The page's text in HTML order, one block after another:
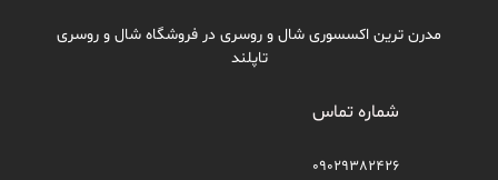
مدرن ترین اکسسوری شال و روسری در فروشگاه شال و روسری
تاپلند
شماره تماس
09029382426